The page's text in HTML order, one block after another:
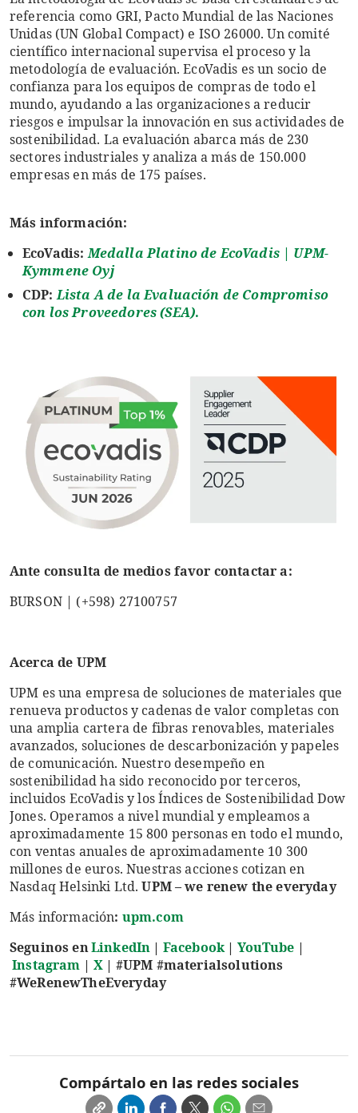
referencia como GRI, Pacto Mundial de las Naciones
Unidas (UN Global Compact) e ISO 26000. Un comité
científico internacional supervisa el proceso y la
metodología de evaluación. EcoVadis es un socio de
confianza para los equipos de compras de todo el
mundo, ayudando a las organizaciones a reducir
riesgos e impulsar la innovación en sus actividades de
sostenibilidad. La evaluación abarca más de 230
sectores industriales y analiza a más de 150.000
empresas en más de 175 países.
Más información:
EcoVadis: Medalla Platino de EcoVadis | UPM-
Kymmene Oyj
CDP:Lista A de la Evaluación de Compromiso
con los Proveedores (SEA).
Ante consulta de medios favor contactar a:
BURSON | (+598) 27100757
Acerca de UPM
UPM es una empresa de soluciones de materiales que
renueva productos y cadenas de valor completas con
una amplia cartera de fibras renovables, materiales
avanzados, soluciones de descarbonización y papeles
de comunicación. Nuestro desempeño en
sostenibilidad ha sido reconocido por terceros,
incluidos EcoVadis y los Índices de Sostenibilidad Dow
Jones. Operamos a nivel mundial y empleamos a
aproximadamente 15 800 personas en todo el mundo,
con ventas anuales de aproximadamente 10 300
millones de euros. Nuestras acciones cotizan en
Nasdaq Helsinki Ltd.UPM – we renew the everyday
Más información: upm.com
Seguinos enLinkedIn | Facebook | YouTube |
Instagram |X | #UPM #materialsolutions
#WeRenewTheEveryday
Compártalo en las redes sociales